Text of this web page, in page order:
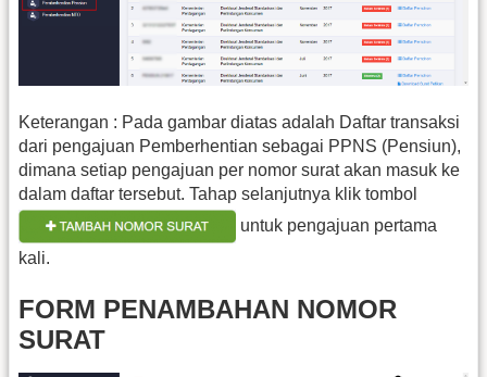
Keterangan : Pada gambar diatas adalah Daftar transaksi
dari pengajuan Pemberhentian sebagai PPNS (Pensiun),
dimana setiap pengajuan per nomor surat akan masuk ke
dalam daftar tersebut. Tahap selanjutnya klik tombol
untuk pengajuan pertama
kali.
FORM PENAMBAHAN NOMOR
SURAT